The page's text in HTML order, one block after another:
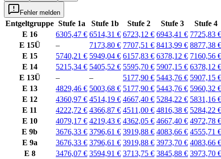
Fehler melden
Entgeltgruppe Stufe 1a Stufe 1b Stufe 2 Stufe 3
Stufe 4
E 16
6305,47 € 6514,31 € 6723,12 € 6943,41 € 7725,83 €
E 15Ü
– 7173,80 € 7707,51 € 8413,99 € 8877,38 €
E 15
5740,21 € 5949,04 € 6157,83 € 6378,12 € 7160,56 €
E 14
5215,34 € 5405,52 € 5595,70 € 5907,15 € 6378,12 €
E 13Ü
– – 5177,90 € 5443,76 € 5907,15 €
E 13
4829,46 € 5003,68 € 5177,90 € 5443,76 € 5960,32 €
E 12
4360,97 € 4514,19 € 4667,40 € 5284,22 € 5831,16 €
E 11
4222,72 € 4366,87 € 4511,00 € 4816,38 € 5284,22 €
E 10
4079,17 € 4219,43 € 4362,05 € 4667,40 € 4972,78 €
E 9b
3676,33 € 3796,61 € 3919,88 € 4083,66 € 4555,71 €
E 9a
3676,33 € 3796,61 € 3919,88 € 3973,70 € 4083,66 €
E 8
3476,07 € 3594,91 € 3713,75 € 3845,88 € 3973,70 €